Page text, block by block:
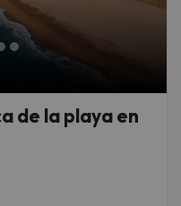
de la playa en